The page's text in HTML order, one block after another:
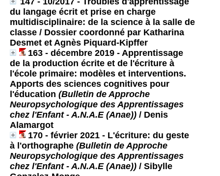
du langage écrit et prise en charge
multidisciplinaire: de la science à la salle de
classe / Dossier coordonné par Katharina
Desmet et Agnès Piquard-Kipffer
163 - décembre 2019 - Apprentissage
de la production écrite et de l'écriture à
l'école primaire: modèles et interventions.
Apports des sciences cognitives pour
l'éducation (Bulletin de Approche
Neuropsychologique des Apprentissages
chez l'Enfant - A.N.A.E (Anae)) / Denis
Alamargot
170 - février 2021 - L'écriture: du geste
à l'orthographe (Bulletin de Approche
Neuropsychologique des Apprentissages
chez l'Enfant - A.N.A.E (Anae)) / Sibylle